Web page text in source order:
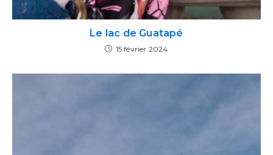
Le lac de Guatapé
15 février 2024